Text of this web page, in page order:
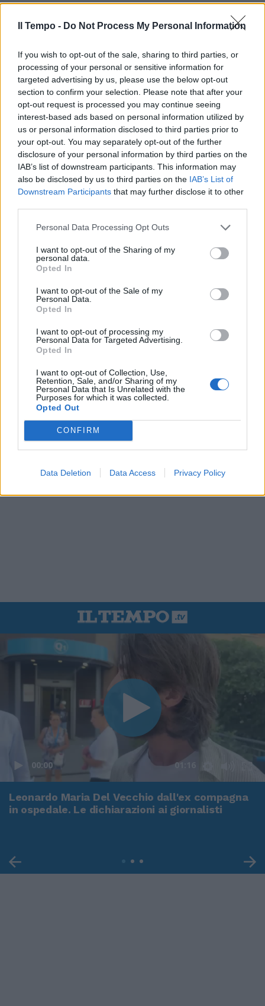
Il Tempo - Do Not Process My Personal Information
If you wish to opt-out of the sale, sharing to third parties, or
processing of your personal or sensitive information for
targeted advertising by us, please use the below opt-out
section to confirm your selection. Please note that after your
opt-out request is processed you may continue seeing
interest-based ads based on personal information utilized by
us or personal information disclosed to third parties prior to
your opt-out. You may separately opt-out of the further
disclosure of your personal information by third parties on the
IAB’s list of downstream participants. This information may
also be disclosed by us to third parties on the IAB’s List of
Downstream Participants that may further disclose it to other
Personal Data Processing Opt Outs
I want to opt-out of the Sharing of my
personal data.
Opted In
I want to opt-out of the Sale of my
Personal Data.
Opted In
I want to opt-out of processing my
Personal Data for Targeted Advertising.
Opted In
I want to opt-out of Collection, Use,
Retention, Sale, and/or Sharing of my
Personal Data that Is Unrelated with the
Purposes for which it was collected.
Opted Out
CONFIRM
Data Deletion Data Access Privacy Policy
In evidenza
00:00 01:16
Leonardo Maria Del Vecchio dall'ex compagna
in ospedale. Le dichiarazioni ai giornalisti